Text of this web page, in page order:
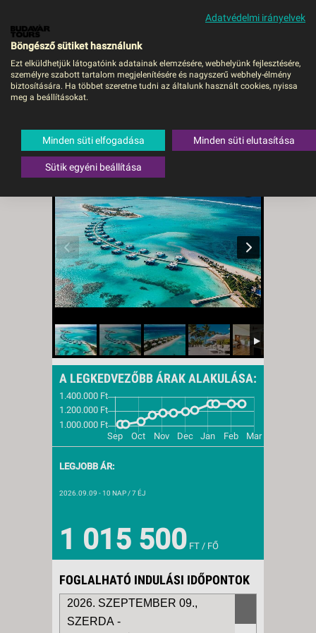
MENÜ
Maldív-szigetek / Hotel
- budapest, Repülő
Maldív-szigetek
A LEGKEDVEZŐBB ÁRAK ALAKULÁSA:
LEGJOBB ÁR:
2026.09.09 - 10 NAP / 7 ÉJ
1 015 500 FT / FŐ
FOGLALHATÓ INDULÁSI IDŐPONTOK
2026. SZEPTEMBER 09.,
SZERDA -
Adatvédelmi irányelvek
Böngésző sütiket használunk
Ezt elküldhetjük látogatóink adatainak elemzésére, webhelyünk fejlesztésére,
személyre szabott tartalom megjelenítésére és nagyszerű webhely-élmény
biztosítására. Ha többet szeretne tudni az általunk használt cookies, nyissa
meg a beállításokat.
Minden süti elfogadása Minden süti elutasítása
Sütik egyéni beállítása